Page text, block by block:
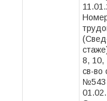
8, 10,
св-во
№543